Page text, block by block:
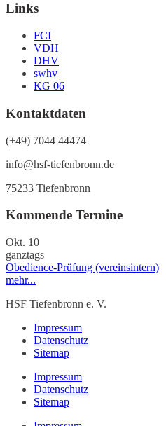
Links
FCI
VDH
DHV
swhv
KG 06
Kontaktdaten
(+49) 7044 44474
info@hsf-tiefenbronn.de
75233 Tiefenbronn
Kommende Termine
Okt. 10
ganztags
Obedience-Prüfung (vereinsintern)
mehr...
HSF Tiefenbronn e. V.
Impressum
Datenschutz
Sitemap
Impressum
Datenschutz
Sitemap